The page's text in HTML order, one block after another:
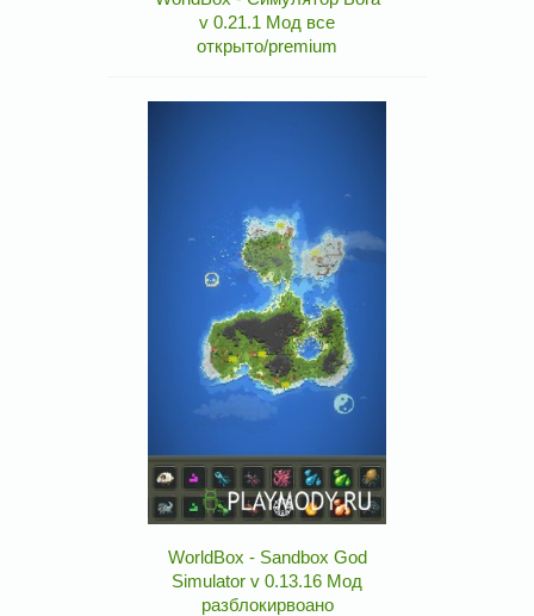
v 0.21.1 Мод все
открыто/premium
WorldBox - Sandbox God
Simulator v 0.13.16 Мод
разблокирвоано